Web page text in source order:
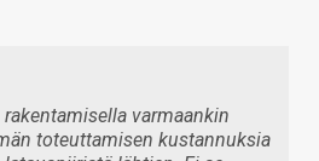
varmaankin
toteuttamisen kustannuksia